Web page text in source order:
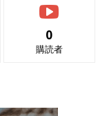
0
購読者